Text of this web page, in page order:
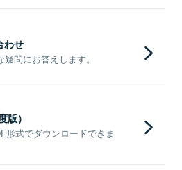
わせ
問にお答えします。
版）
形式でダウンロードできま